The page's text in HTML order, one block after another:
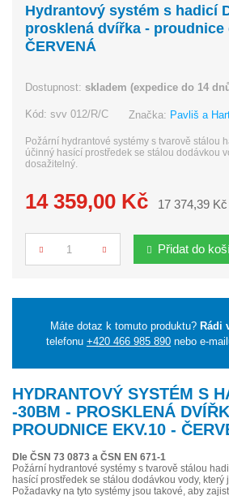
Hydrantový systém s hadicí
prosklená dvířka - proudnice
ČERVENÁ
Dostupnost:skladem (expedice do 14
Kód:svv 012/R/C Značka: Pavliš a
Požární hydrantové systémy s tvarově stálou
účinný hasící prostředek se stálou dodávkou
dosažitelný.
14 359,00 Kč 17 374,39
Počet Přidat do
Máte dotaz k tomuto produktu? Rádi
telefonu +420 466 985 890 nebo e-
HYDRANTOVÝ SYSTÉM S
-30BM - PROSKLENÁ
PROUDNICE EKV.10 -
Dle ČSN 73 0873 a ČSN EN 671-1
Požární hydrantové systémy s tvarově stálou
hasící prostředek se stálou dodávkou vody, který
Požadavky na tyto systémy jsou takové, aby